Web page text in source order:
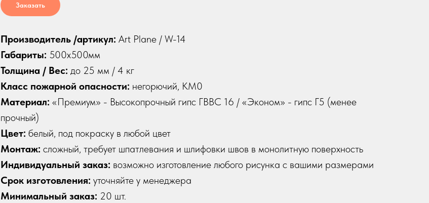
Заказать
Производитель /артикул: Art Plane / W-14
Габариты: 500х500мм
Толщина / Вес: до 25 мм / 4 кг
Класс пожарной опасности: негорючий, КМ0
Материал: «Премиум» - Высокопрочный гипс ГВВС 16 / «Эконом» - гипс Г5 (менее
прочный)
Цвет: белый, под покраску в любой цвет
Монтаж: сложный, требует шпатлевания и шлифовки швов в монолитную поверхность
Индивидуальный заказ: возможно изготовление любого рисунка с вашими размерами
Срок изготовления: уточняйте у менеджера
Минимальный заказ: 20 шт.